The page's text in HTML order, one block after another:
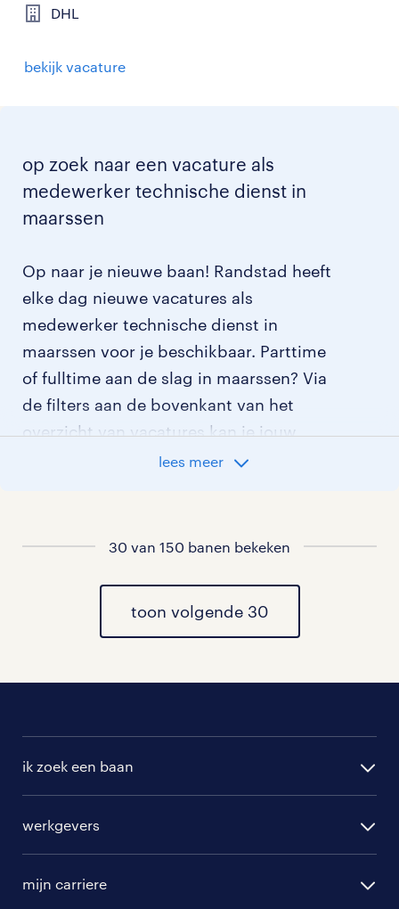
DHL
bekijk vacature
op zoek naar een vacature als
medewerker technische dienst in
maarssen
Op naar je nieuwe baan! Randstad heeft
elke dag nieuwe vacatures als
medewerker technische dienst in
maarssen voor je beschikbaar. Parttime
of fulltime aan de slag in maarssen? Via
de filters aan de bovenkant van het
overzicht van vacatures kan je jouw
opties verder aangeven!
alle vacatures in maarssenof hier
al onze medewerker technische dienst
lees meer
30 van 150 banen bekeken
toon volgende 30
ik zoek een baan
randstad professional
werkgevers
mijn carriere